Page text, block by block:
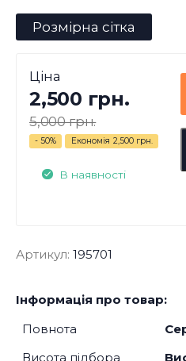
Розмірна сітка
Ціна
2,500 грн.
5,000 грн.
- 50% Економія 2,500 грн.
В наявності
Артикул: 195701
Інформація про товар:
Повнота
Висота підбора